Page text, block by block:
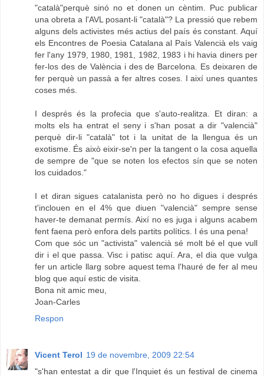
"català"perquè sinó no et donen un cèntim. Puc publicar
una obreta a l'AVL posant-li "català"? La pressió que rebem
alguns dels activistes més actius del país és constant. Aquí
els Encontres de Poesia Catalana al País Valencià els vaig
fer l'any 1979, 1980, 1981, 1982, 1983 i hi havia diners per
fer-los des de València i des de Barcelona. Es deixaren de
fer perquè un passà a fer altres coses. I així unes quantes
coses més.
I després és la profecia que s'auto-realitza. Et diran: a
molts els ha entrat el seny i s'han posat a dir "valencià"
perquè dir-li "català" tot i la unitat de la llengua és un
exotisme. És això eixir-se'n per la tangent o la cosa aquella
de sempre de "que se noten los efectos sín que se noten
los cuidados."
I et diran sigues catalanista però no ho digues i després
t'inclouen en el 4% que diuen "valencià" sempre sense
haver-te demanat permís. Així no es juga i alguns acabem
fent faena però enfora dels partits polítics. I és una pena!
Com que sóc un "activista" valencià sé molt bé el que vull
dir i el que passa. Visc i patisc aquí. Ara, el dia que vulga
fer un article llarg sobre aquest tema l'hauré de fer al meu
blog que aquí estic de visita.
Bona nit amic meu,
Joan-Carles
Respon
Vicent Terol 19 de novembre, 2009 22:54
"s'han entestat a dir que l'Inquiet és un festival de cinema